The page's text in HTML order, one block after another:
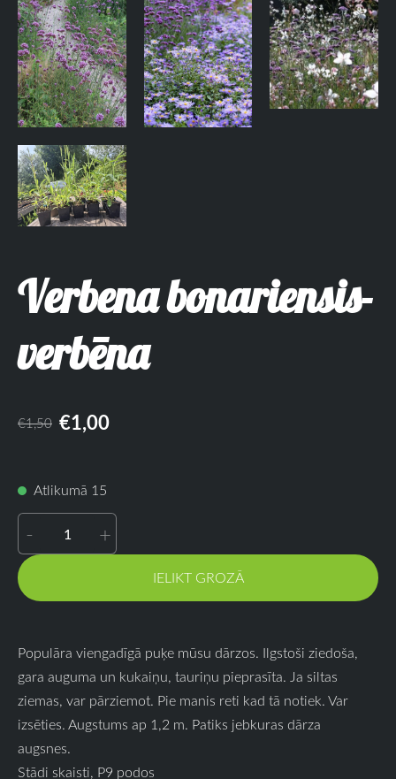
Verbena bonariensis-
verbēna
€1,50 €1,00
Atlikumā 15
- +
IELIKT GROZĀ
Populāra viengadīgā puķe mūsu dārzos. Ilgstoši ziedoša,
gara auguma un kukaiņu, tauriņu pieprasīta. Ja siltas
ziemas, var pārziemot. Pie manis reti kad tā notiek. Var
izsēties. Augstums ap 1,2 m. Patiks jebkuras dārza
augsnes.
Stādi skaisti, P9 podos